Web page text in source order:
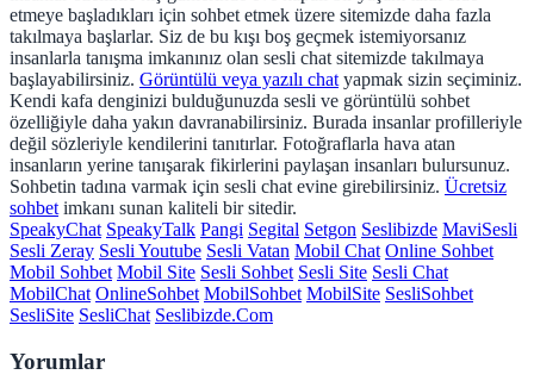
etmeye başladıkları için sohbet etmek üzere sitemizde daha fazla
takılmaya başlarlar. Siz de bu kışı boş geçmek istemiyorsanız
insanlarla tanışma imkanınız olan sesli chat sitemizde takılmaya
başlayabilirsiniz. Görüntülü veya yazılı chat yapmak sizin seçiminiz.
Kendi kafa denginizi bulduğunuzda sesli ve görüntülü sohbet
özelliğiyle daha yakın davranabilirsiniz. Burada insanlar profilleriyle
değil sözleriyle kendilerini tanıtırlar. Fotoğraflarla hava atan
insanların yerine tanışarak fikirlerini paylaşan insanları bulursunuz.
Sohbetin tadına varmak için sesli chat evine girebilirsiniz. Ücretsiz
sohbet imkanı sunan kaliteli bir sitedir.
SpeakyChat SpeakyTalk Pangi Segital Setgon Seslibizde MaviSesli
Sesli Zeray Sesli Youtube Sesli Vatan Mobil Chat Online Sohbet
Mobil Sohbet Mobil Site Sesli Sohbet Sesli Site Sesli Chat
MobilChat OnlineSohbet MobilSohbet MobilSite SesliSohbet
SesliSite SesliChat Seslibizde.Com
Yorumlar